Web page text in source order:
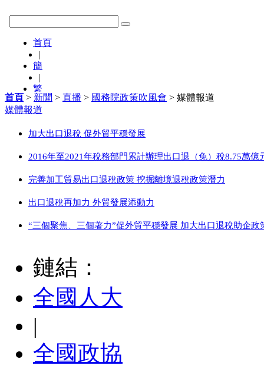
首頁 > 新聞 > 直播 > 國務院政策吹風會 > 媒體報道
媒體報道
加大出口退稅 促外貿平穩發展
2016年至2021年稅務部門累計辦理出口退（免）稅8.75萬億
完善加工貿易出口退稅政策 挖掘離境退稅政策潛力
出口退稅再加力 外貿發展添動力
“三個聚焦、三個著力”促外貿平穩發展 加大出口退稅助企政